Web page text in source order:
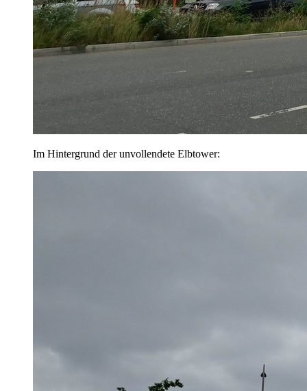
Im Hintergrund der unvollendete Elbtower: